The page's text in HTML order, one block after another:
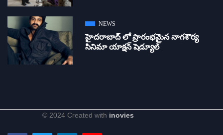
NEWS
హైదరాబాద్ లో ప్రారంభమైన నాగశౌర్య
సినిమా యాక్షన్ షెడ్యూల్
© 2024 Created with inovies